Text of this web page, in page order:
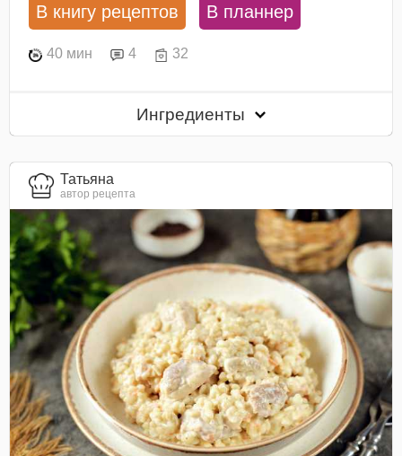
В книгу рецептов В планнер
40 мин 4 32
Ингредиенты
Татьяна
автор рецепта